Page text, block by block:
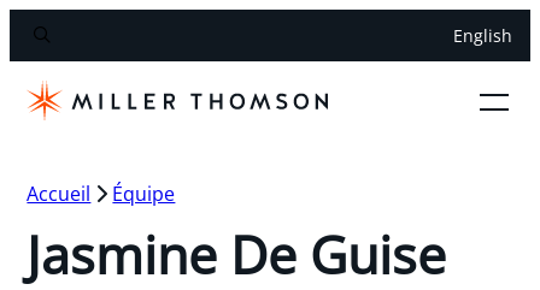
English
Accueil Équipe
Jasmine De Guise